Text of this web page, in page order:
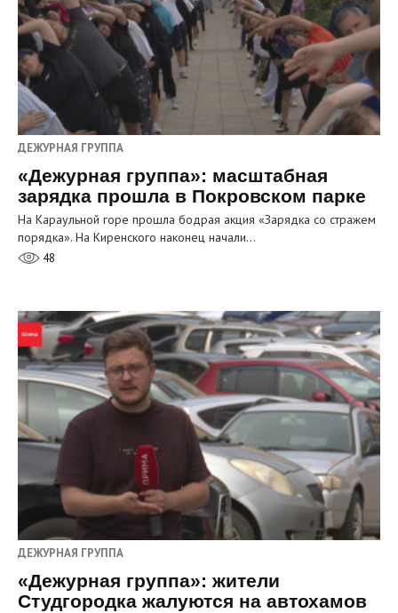
ДЕЖУРНАЯ ГРУППА
«Дежурная группа»: масштабная
зарядка прошла в Покровском парке
На Караульной горе прошла бодрая акция «Зарядка со стражем
порядка». На Киренского наконец начали…
48
ДЕЖУРНАЯ ГРУППА
«Дежурная группа»: жители
Студгородка жалуются на автохамов